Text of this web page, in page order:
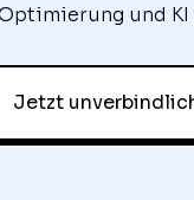
und
Jetzt